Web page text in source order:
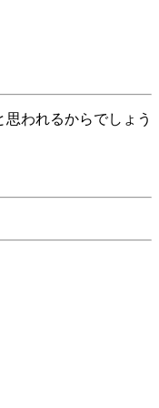
われるからでしょう